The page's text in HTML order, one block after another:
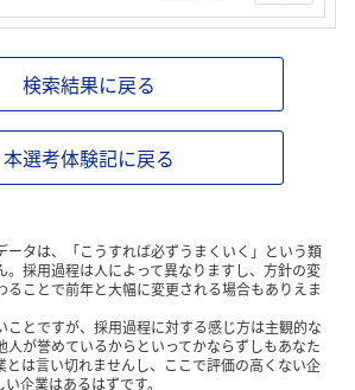
検索結果に戻る
本選考体験記に戻る
ータは、「こうすれば必ずうまくいく」という類
。採用過程は人によって異なりますし、方針の変
ることで前年と大幅に変更される場合もありえま
ことですが、採用過程に対する感じ方は主観的な
人が誉めているからといってかならずしもあなた
とは言い切れませんし、ここで評価の高くない企
企業はあるはずです。